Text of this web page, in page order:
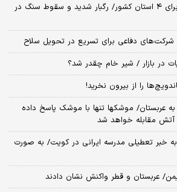
صدور هشدار هواشناسی برای ۴ استان کشور/ رگبار شدید و سقوط سنگ در
در بازار / شیر خام چقدر شد؟
را از بیرون نخرید!
عربستان/ موشکها تنها با موشک پاسخ داده
مقابله خواهد شد
خبر تعطیلی مدرسه ایرانی در کویت/ به صورت
یمن/ عربستان و قطر واکنش نشان دادند